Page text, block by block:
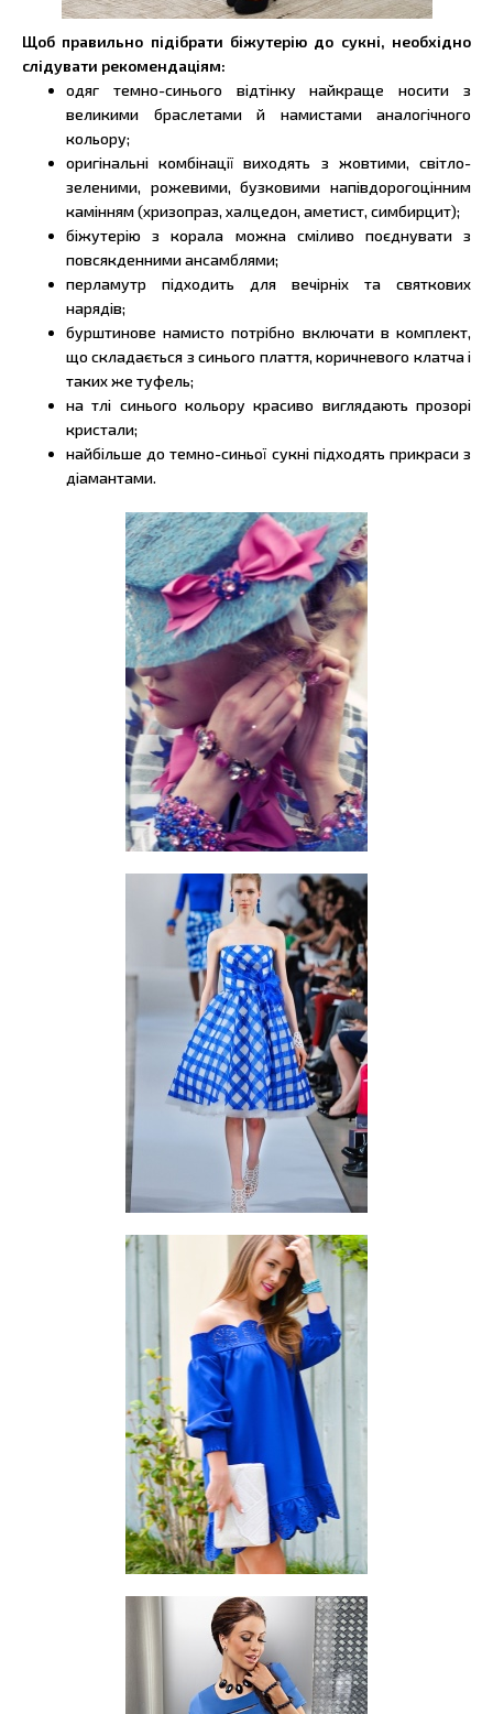
Щоб правильно підібрати біжутерію до сукні, необхідно
слідувати рекомендаціям:
одяг темно-синього відтінку найкраще носити з
великими браслетами й намистами аналогічного
кольору;
оригінальні комбінації виходять з жовтими, світло-
зеленими, рожевими, бузковими напівдорогоцінним
камінням (хризопраз, халцедон, аметист, симбирцит);
біжутерію з корала можна сміливо поєднувати з
повсякденними ансамблями;
перламутр підходить для вечірніх та святкових
нарядів;
бурштинове намисто потрібно включати в комплект,
що складається з синього плаття, коричневого клатча і
таких же туфель;
на тлі синього кольору красиво виглядають прозорі
кристали;
найбільше до темно-синьої сукні підходять прикраси з
діамантами.